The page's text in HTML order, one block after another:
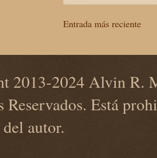
Entrada más reciente
2013-2024 Alvin R.
Reservados. Está
autor.